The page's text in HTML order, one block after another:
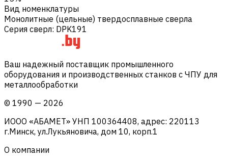
Вид номенклатуры
Монолитные (цельные) твердосплавные сверла
Серия сверл: DPK191
Ваш надежный поставщик промышленного
оборудования и производственных станков с ЧПУ для
металлообработки
© 1990 — 2026
ИООО «АБАМЕТ» УНП 100364408, адрес: 220113
г.Минск, ул.Лукьяновича, дом 10, корп.1
О компании